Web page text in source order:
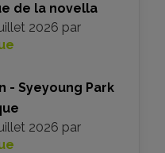
de la novella
2026 par
- Syeyoung Park
2026 par